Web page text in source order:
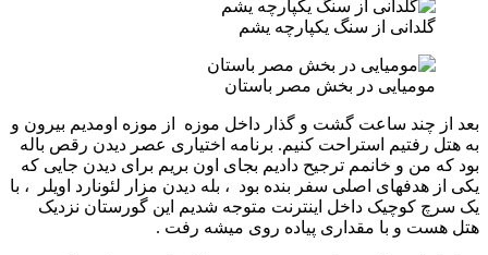
گلدانی از سنگ یکپارچه یشم
مومیایی در بخش مصر باستان
بعد از چند ساعت گشت و گذار داخل موزه از موزه اومدیم بیرون و
به هتل رفتیم استراحت کنیم. برنامه اختیاری عصر دیدن رقص باله
بود که من و خانمم ترجیح دادیم بجای اون بریم برای دیدن جایی که
یکی از هدفهای اصلی سفر بنده بود ، بله دیدن مزار لئونارد اویلر ، با
یک سرچ کوچیک داخل اینترنت متوجه شدیم این گورستان نزدیک
هتل هست و با مقداری پیاده روی میشه رفت .